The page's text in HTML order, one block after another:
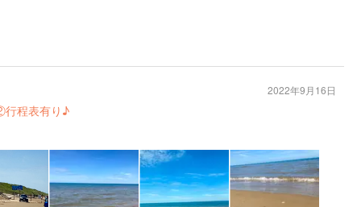
行程表有り♪
2022年9月16日